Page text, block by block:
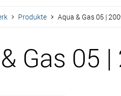
Produkte Aqua & Gas 05 |
Gas 05